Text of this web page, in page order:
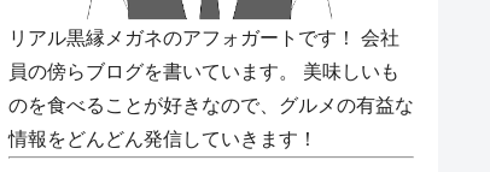
リアル黒縁メガネのアフォガートです！ 会社
員の傍らブログを書いています。 美味しいも
のを食べることが好きなので、グルメの有益な
情報をどんどん発信していきます！